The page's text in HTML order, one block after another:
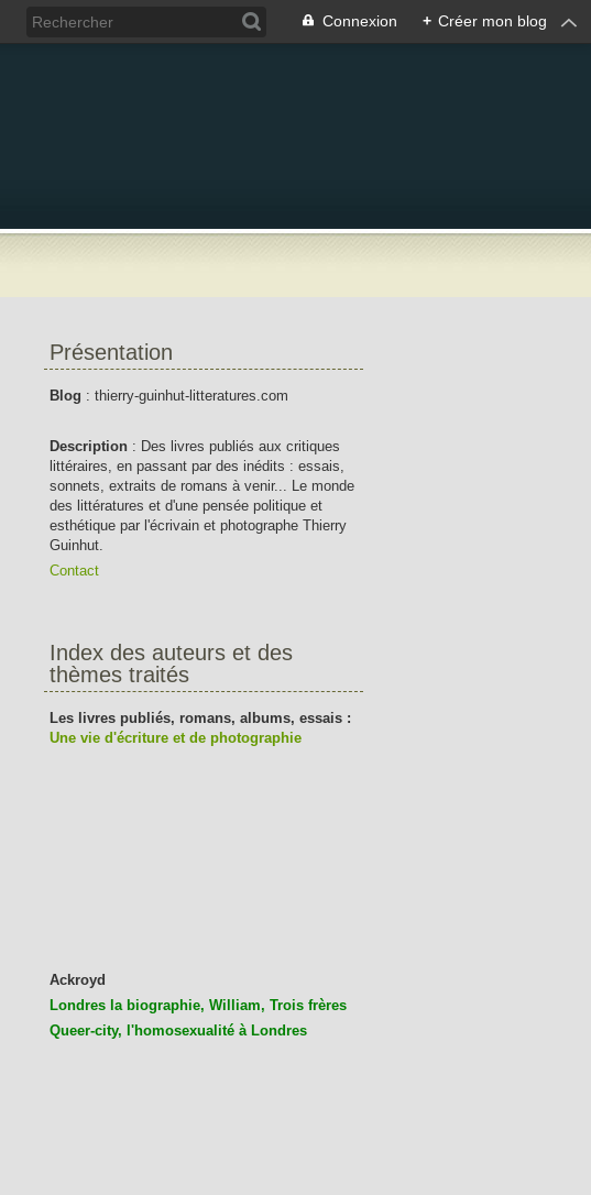
Connexion + Créer mon blog
Présentation
Blog : thierry-guinhut-litteratures.com
Description : Des livres publiés aux critiques
littéraires, en passant par des inédits : essais,
sonnets, extraits de romans à venir... Le monde
des littératures et d'une pensée politique et
esthétique par l'écrivain et photographe Thierry
Guinhut.
Contact
Index des auteurs et des
thèmes traités
Les livres publiés, romans, albums, essais :
Une vie d'écriture et de photographie
Ackroyd
Londres la biographie, William, Trois frères
Queer-city, l'homosexualité à Londres